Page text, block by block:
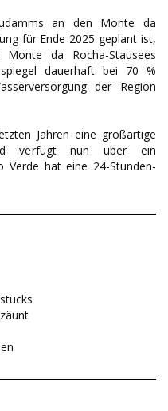
an den Monte da
für Ende 2025 geplant ist,
da Rocha-Stausees
dauerhaft bei 70 %
der Region
Jahren eine großartige
verfügt nun über ein
Verde hat eine 24-Stunden-